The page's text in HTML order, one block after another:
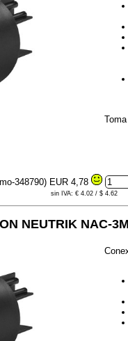
348790) EUR 4,78
sin IVA: € 4.02 / $ 4.62
NEUTRIK NAC-